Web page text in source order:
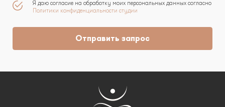
Я даю согласие на обработку моих персональных данных согласно
Политики конфиденциальности студии
Отправить запрос